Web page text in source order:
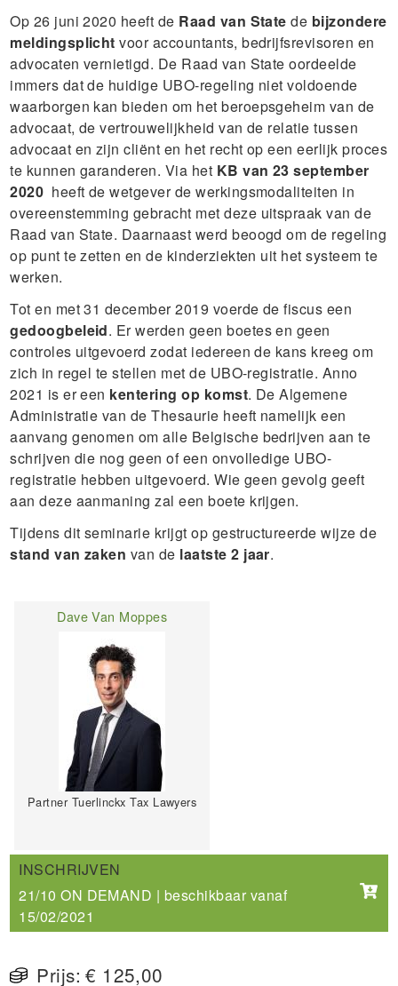
Op 26 juni 2020 heeft de Raad van State de bijzondere
meldingsplicht voor accountants, bedrijfsrevisoren en
advocaten vernietigd. De Raad van State oordeelde
immers dat de huidige UBO-regeling niet voldoende
waarborgen kan bieden om het beroepsgeheim van de
advocaat, de vertrouwelijkheid van de relatie tussen
advocaat en zijn cliënt en het recht op een eerlijk proces
te kunnen garanderen. Via het KB van 23 september
2020 heeft de wetgever de werkingsmodaliteiten in
overeenstemming gebracht met deze uitspraak van de
Raad van State. Daarnaast werd beoogd om de regeling
op punt te zetten en de kinderziekten uit het systeem te
werken.
Tot en met 31 december 2019 voerde de fiscus een
gedoogbeleid. Er werden geen boetes en geen
controles uitgevoerd zodat iedereen de kans kreeg om
zich in regel te stellen met de UBO-registratie. Anno
2021 is er een kentering op komst. De Algemene
Administratie van de Thesaurie heeft namelijk een
aanvang genomen om alle Belgische bedrijven aan te
schrijven die nog geen of een onvolledige UBO-
registratie hebben uitgevoerd. Wie geen gevolg geeft
aan deze aanmaning zal een boete krijgen.
Tijdens dit seminarie krijgt op gestructureerde wijze de
stand van zaken van de laatste 2 jaar.
Dave Van Moppes
Partner Tuerlinckx Tax Lawyers
INSCHRIJVEN
21/10 ON DEMAND | beschikbaar vanaf
15/02/2021
Prijs: € 125,00